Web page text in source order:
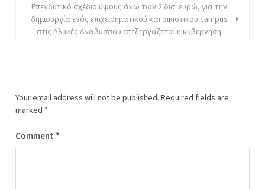
Επενδυτικό σχέδιο ύψους άνω των 2 δισ. ευρώ, για την
δημιουργία ενός επιχειρηματικού και οικιστικού campus
στις Αλυκές Αναβύσσου επεξεργάζεται η κυβέρνηση
Your email address will not be published. Required fields are
marked *
Comment *